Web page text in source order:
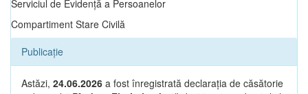
Serviciul de Evidență a Persoanelor
Compartiment Stare Civilă
Publicație
Astăzi, 24.06.2026 a fost înregistrată declarația de căsătorie